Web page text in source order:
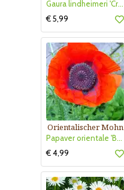
Gaura lindheimeri 'Crimson Butterflies'
€ 5,99
Orientalischer Mohn
Papaver orientale 'Brilliant'
€ 4,99